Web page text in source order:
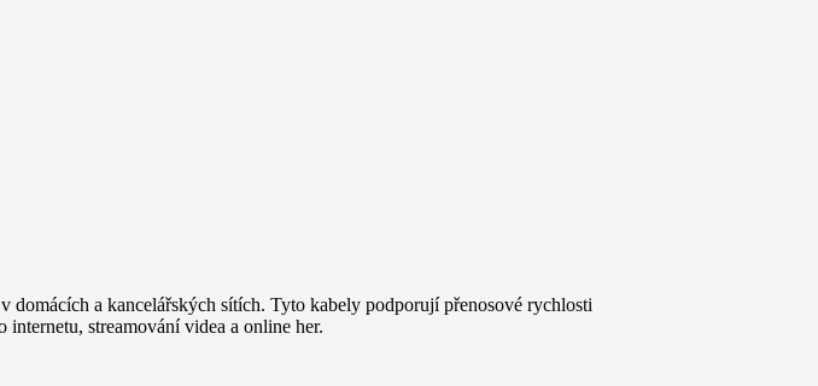
a kancelářských sítích. Tyto kabely podporují přenosové rychlosti
streamování videa a online her.